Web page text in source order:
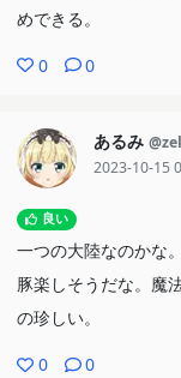
めできる。
0 0
あるみ
2023-10-15
良い
一つの大陸なのかな
豚楽しそうだな。魔
の珍しい。
0 0